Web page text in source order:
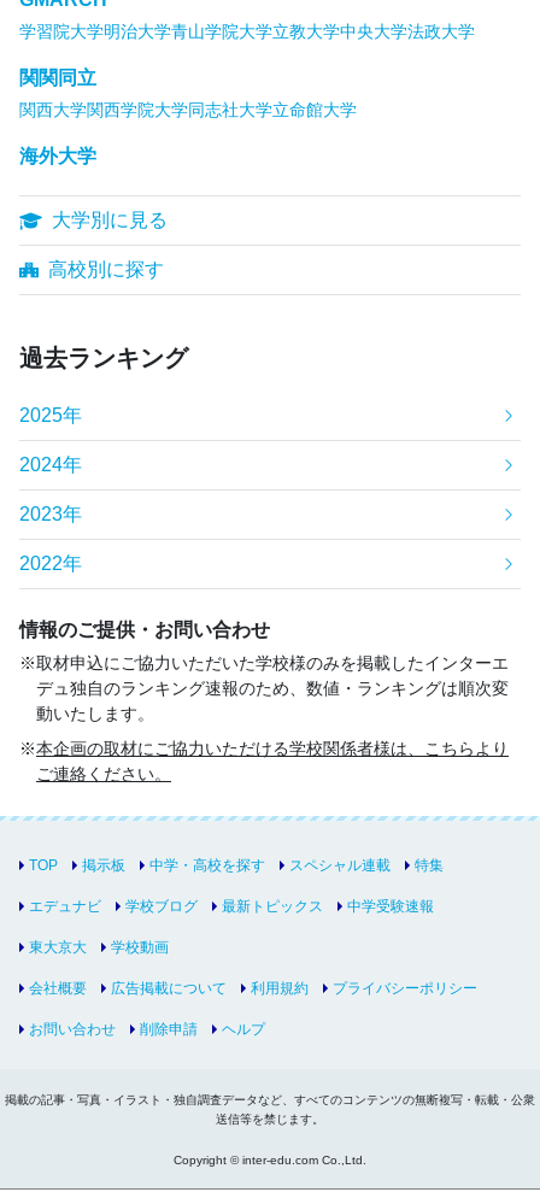
学習院大学明治大学青山学院大学立教大学中央大学法政大学
関関同立
関西大学関西学院大学同志社大学立命館大学
海外大学
大学別に見る
高校別に探す
過去ランキング
2025年
2024年
2023年
2022年
情報のご提供・お問い合わせ
取材申込にご協力いただいた学校様のみを掲載したインターエ
デュ独自のランキング速報のため、数値・ランキングは順次変
動いたします。
本企画の取材にご協力いただける学校関係者様は、こちらより
ご連絡ください。
TOP 掲示板 中学・高校を探す スペシャル連載 特集
エデュナビ 学校ブログ 最新トピックス 中学受験速報
東大京大 学校動画
会社概要 広告掲載について 利用規約 プライバシーポリシー
お問い合わせ 削除申請 ヘルプ
掲載の記事・写真・イラスト・独自調査データなど、すべてのコンテンツの無断複写・転載・公衆
送信等を禁じます。
Copyright © inter-edu.com Co.,Ltd.